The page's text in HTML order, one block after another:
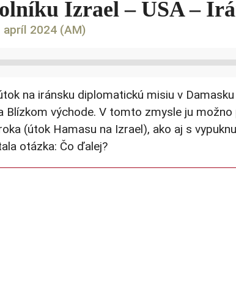
Izrael – USA –
apríl 2024 (AM)
na iránsku diplomatickú misiu v
Blízkom východe. V tomto zmysle ju
(útok Hamasu na Izrael), ako aj s
otázka: Čo ďalej?